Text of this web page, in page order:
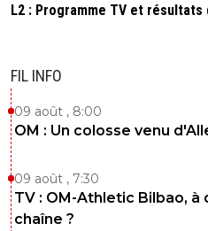
L2 : Programme TV et résultats
FIL INFO
09 août , 8:00
OM : Un colosse venu
09 août , 7:30
TV : OM-Athletic Bilbao,
chaîne ?